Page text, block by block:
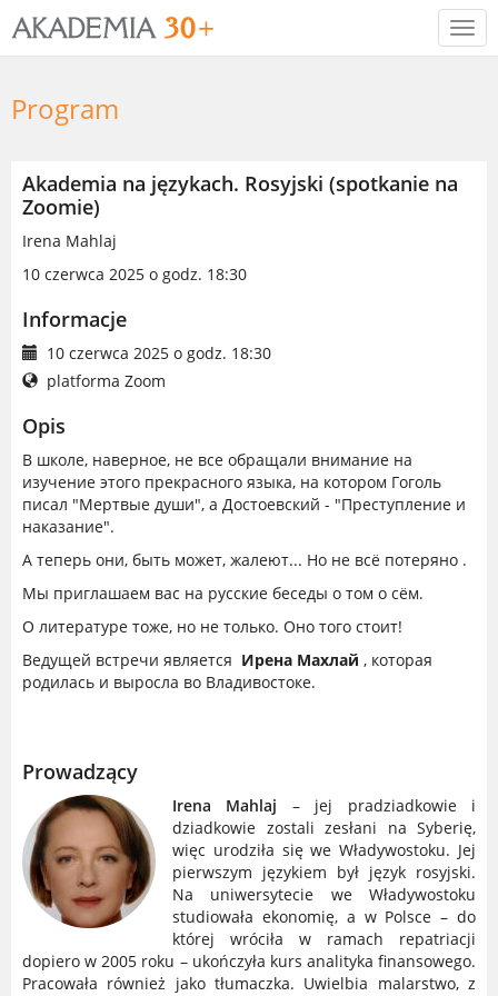
Program
Akademia na językach. Rosyjski (spotkanie na
Zoomie)
Irena Mahlaj
10 czerwca 2025 o godz. 18:30
Informacje
10 czerwca 2025 o godz. 18:30
platforma Zoom
Opis
В школе, наверное, не все обращали внимание на
изучение этого прекрасного языка, на котором Гоголь
писал "Мертвые души", а Достоевский - "Преступление и
наказание".
А теперь они, быть может, жалеют... Но не всё потеряно .
Мы приглашаем вас на русские беседы о том о сём.
О литературе тоже, но не только. Оно того стоит!
Ведущей встречи является Ирена Махлай , которая
родилась и выросла во Владивостоке.
Prowadzący
Irena Mahlaj – jej pradziadkowie i
dziadkowie zostali zesłani na Syberię,
więc urodziła się we Władywostoku. Jej
pierwszym językiem był język rosyjski.
Na uniwersytecie we Władywostoku
studiowała ekonomię, a w Polsce – do
której wróciła w ramach repatriacji
dopiero w 2005 roku – ukończyła kurs analityka finansowego.
Pracowała również jako tłumaczka. Uwielbia malarstwo, z